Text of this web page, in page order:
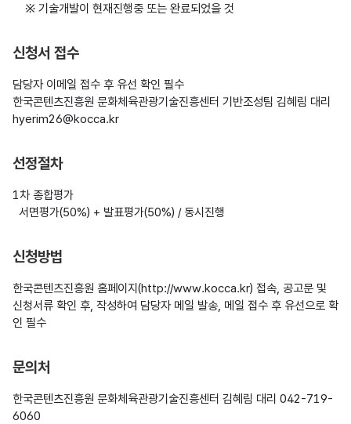
    ※ 기술개발이 현재진행중 또는 완료되었을 것
신청서 접수
담당자 이메일 접수 후 유선 확인 필수
한국콘텐츠진흥원 문화체육관광기술진흥센터 기반조성팀 김혜림 대리
hyerim26@kocca.kr
선정절차
1차 종합평가
  서면평가(50%) + 발표평가(50%) / 동시진행
신청방법
한국콘텐츠진흥원 홈페이지(http://www.kocca.kr) 접속, 공고문 및
신청서류 확인 후, 작성하여 담당자 메일 발송, 메일 접수 후 유선으로 확
인 필수
문의처
한국콘텐츠진흥원 문화체육관광기술진흥센터 김혜림 대리 042-719-
6060